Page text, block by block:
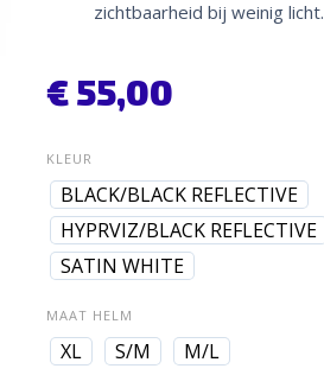
zichtbaarheid bij weinig licht.
€55,00
KLEUR
BLACK/BLACK REFLECTIVE
HYPRVIZ/BLACK REFLECTIVE
SATIN WHITE
MAAT HELM
XL S/M M/L